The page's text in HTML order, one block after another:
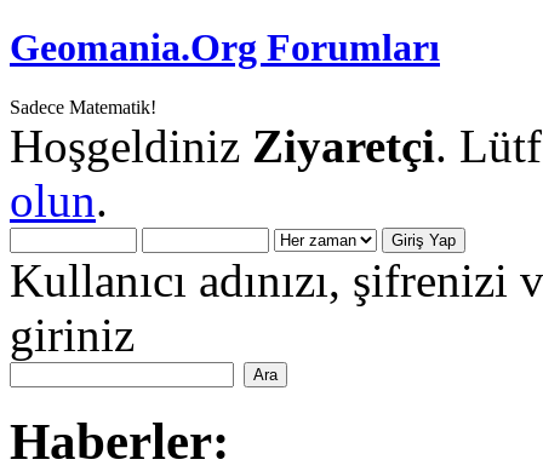
Geomania.Org Forumları
Sadece Matematik!
Hoşgeldiniz Ziyaretçi.
olun.
Kullanıcı adınızı,
giriniz
Haberler: